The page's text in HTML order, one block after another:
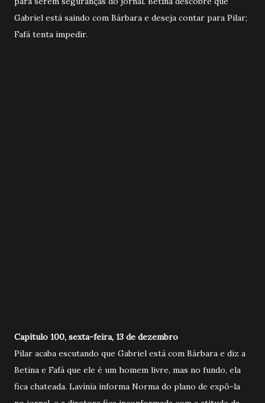
Gabriel está saindo com Bárbara e deseja contar para Pilar;
Fafá tenta impedir.
Capítulo 100, sexta-feira, 13 de dezembro
Pilar acaba escutando que Gabriel está com Bárbara e diz a
Betina e Fafá que ele é um homem livre, mas no fundo, ela
fica chateada. Lavínia informa Norma do plano de expô-la